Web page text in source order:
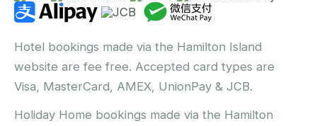
Hotel bookings made via the Hamilton Island
website are fee free. Accepted card types are
Visa, MasterCard, AMEX, UnionPay & JCB.
Holiday Home bookings made via the Hamilton